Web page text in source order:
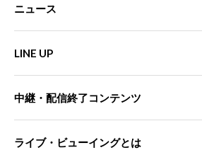
ニュース
LINE UP
中継・配信終了コンテンツ
ライブ・ビューイングとは